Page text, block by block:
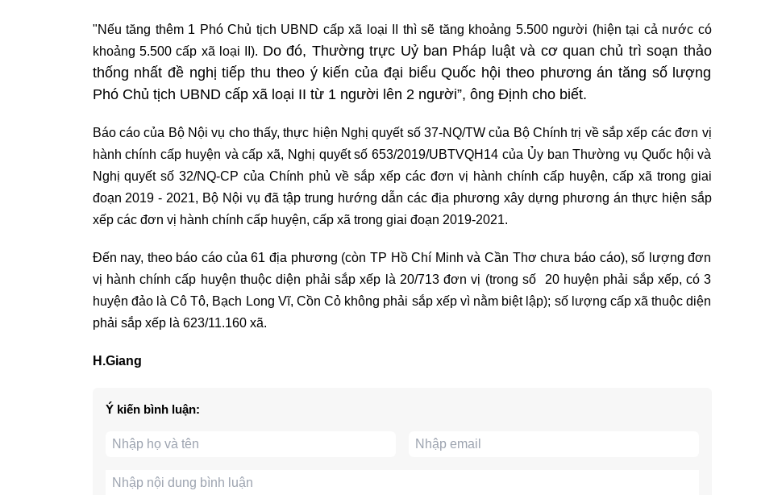
"Nếu tăng thêm 1 Phó Chủ tịch UBND cấp xã loại II thì sẽ tăng khoảng 5.500 người (hiện tại cả nước có
khoảng 5.500 cấp xã loại II). Do đó, Thường trực Uỷ ban Pháp luật và cơ quan chủ trì soạn thảo
thống nhất đề nghị tiếp thu theo ý kiến của đại biểu Quốc hội theo phương án tăng số lượng
Phó Chủ tịch UBND cấp xã loại II từ 1 người lên 2 người”, ông Định cho biết.
Báo cáo của Bộ Nội vụ cho thấy, thực hiện Nghị quyết số 37-NQ/TW của Bộ Chính trị về sắp xếp các đơn vị
hành chính cấp huyện và cấp xã, Nghị quyết số 653/2019/UBTVQH14 của Ủy ban Thường vụ Quốc hội và
Nghị quyết số 32/NQ-CP của Chính phủ về sắp xếp các đơn vị hành chính cấp huyện, cấp xã trong giai
đoạn 2019 - 2021, Bộ Nội vụ đã tập trung hướng dẫn các địa phương xây dựng phương án thực hiện sắp
xếp các đơn vị hành chính cấp huyện, cấp xã trong giai đoạn 2019-2021.
Đến nay, theo báo cáo của 61 địa phương (còn TP Hồ Chí Minh và Cần Thơ chưa báo cáo), số lượng đơn
vị hành chính cấp huyện thuộc diện phải sắp xếp là 20/713 đơn vị (trong số 20 huyện phải sắp xếp, có 3
huyện đảo là Cô Tô, Bạch Long Vĩ, Cồn Cỏ không phải sắp xếp vì nằm biệt lập); số lượng cấp xã thuộc diện
phải sắp xếp là 623/11.160 xã.
H.Giang
Ý kiến bình luận: